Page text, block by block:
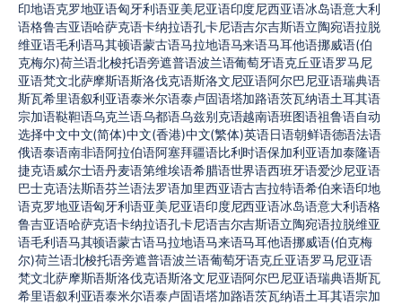
印地语克罗地亚语匈牙利语亚美尼亚语印度尼西亚语冰岛语意大利
语格鲁吉亚语哈萨克语卡纳拉语孔卡尼语吉尔吉斯语立陶宛语拉脱
维亚语毛利语马其顿语蒙古语马拉地语马来语马耳他语挪威语(伯
克梅尔)荷兰语北梭托语旁遮普语波兰语葡萄牙语克丘亚语罗马尼
亚语梵文北萨摩斯语斯洛伐克语斯洛文尼亚语阿尔巴尼亚语瑞典语
斯瓦希里语叙利亚语泰米尔语泰卢固语塔加路语茨瓦纳语土耳其语
宗加语鞑靼语乌克兰语乌都语乌兹别克语越南语班图语祖鲁语自动
选择中文中文(简体)中文(香港)中文(繁体)英语日语朝鲜语德语法语
俄语泰语南非语阿拉伯语阿塞拜疆语比利时语保加利亚语加泰隆语
捷克语威尔士语丹麦语第维埃语希腊语世界语西班牙语爱沙尼亚语
巴士克语法斯语芬兰语法罗语加里西亚语古吉拉特语希伯来语印地
语克罗地亚语匈牙利语亚美尼亚语印度尼西亚语冰岛语意大利语格
鲁吉亚语哈萨克语卡纳拉语孔卡尼语吉尔吉斯语立陶宛语拉脱维亚
语毛利语马其顿语蒙古语马拉地语马来语马耳他语挪威语(伯克梅
尔)荷兰语北梭托语旁遮普语波兰语葡萄牙语克丘亚语罗马尼亚语
梵文北萨摩斯语斯洛伐克语斯洛文尼亚语阿尔巴尼亚语瑞典语斯瓦
希里语叙利亚语泰米尔语泰卢固语塔加路语茨瓦纳语土耳其语宗加